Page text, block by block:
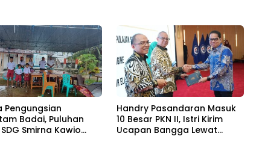
Pengungsian
Badai, Puluhan
Smirna Kawio
Handry Pasandaran Masuk
10 Besar PKN II, Istri Kirim
Ucapan Bangga Lewat